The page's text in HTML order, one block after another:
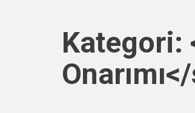
Kategori: